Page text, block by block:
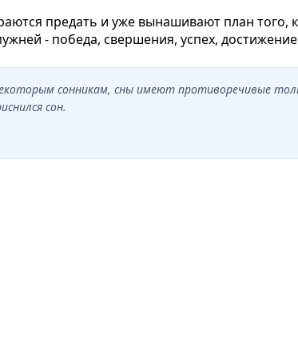
предать и уже вынашивают план
- победа, свершения, успех,
сонникам, сны имеют противоречивые
сон.